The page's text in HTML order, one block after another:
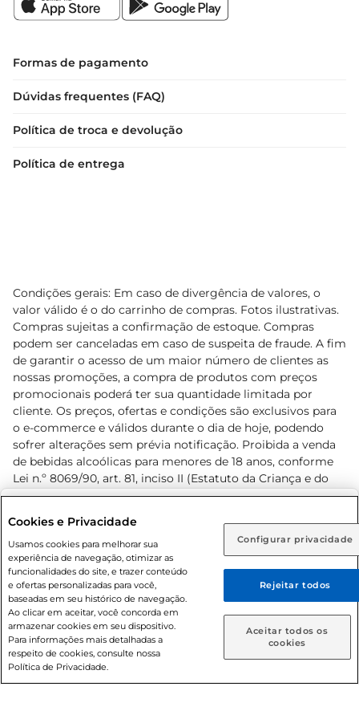
Rio de Janeiro (RJ) Goiás (GO)
Ou
Caso queira comprar online, informe como deseja receber
suas compras:
Entrega em casa Retire em Loja
Formas de pagamento
Dúvidas frequentes (FAQ)
Política de troca e devolução
Política de entrega
Condições gerais: Em caso de divergência de valores, o
valor válido é o do carrinho de compras. Fotos ilustrativas.
Compras sujeitas a confirmação de estoque. Compras
podem ser canceladas em caso de suspeita de fraude. A fim
de garantir o acesso de um maior número de clientes as
nossas promoções, a compra de produtos com preços
promocionais poderá ter sua quantidade limitada por
cliente. Os preços, ofertas e condições são exclusivos para
o e-commerce e válidos durante o dia de hoje, podendo
sofrer alterações sem prévia notificação. Proibida a venda
de bebidas alcoólicas para menores de 18 anos, conforme
Lei n.º 8069/90, art. 81, inciso II (Estatuto da Criança e do
Adolescente). Preços e condições exclusivos para o
prévio. O valor mínimo para as compras on-line é de R$
80,00.
© 2026 Copyright. Todos os direitos
reservados Prezunic.
Cookies e Privacidade
Usamos cookies para melhorar sua
experiência de navegação, otimizar as
funcionalidades do site, e trazer conteúdo
e ofertas personalizadas para você,
baseadas em seu histórico de navegação.
Ao clicar em aceitar, você concorda em
armazenar cookies em seu dispositivo.
Para informações mais detalhadas a
respeito de cookies, consulte nossa
Política de Privacidade.
Configurar privacidade
Rejeitar todos
Aceitar todos os
cookies